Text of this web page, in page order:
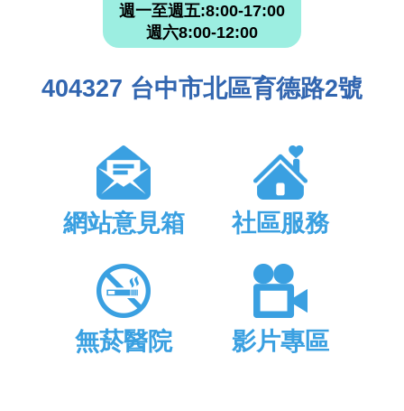
週一至週五:8:00-17:00
週六8:00-12:00
404327 台中市北區育德路2號
網站意見箱 社區服務
無菸醫院 影片專區